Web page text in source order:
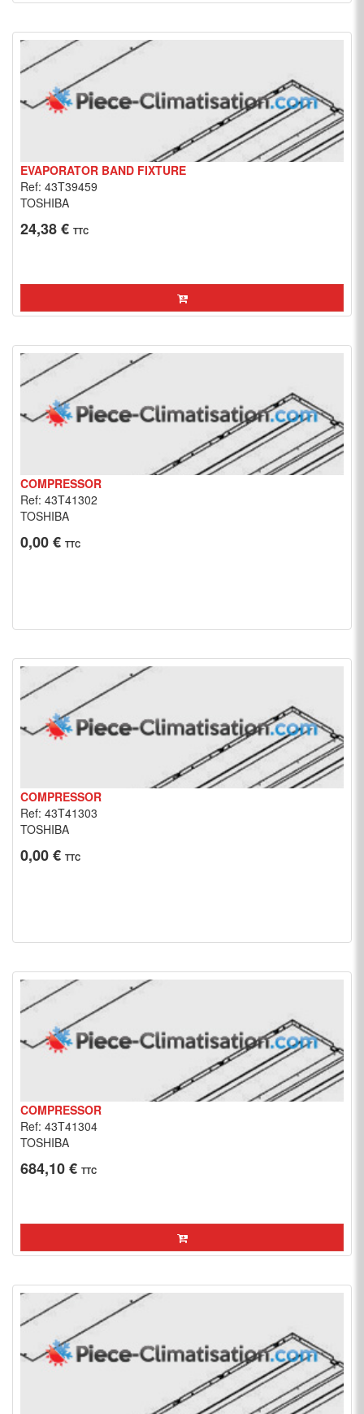
EVAPORATOR BAND FIXTURE
Ref: 43T39459
TOSHIBA
24,38 € TTC
COMPRESSOR
Ref: 43T41302
TOSHIBA
0,00 € TTC
COMPRESSOR
Ref: 43T41303
TOSHIBA
0,00 € TTC
COMPRESSOR
Ref: 43T41304
TOSHIBA
684,10 € TTC